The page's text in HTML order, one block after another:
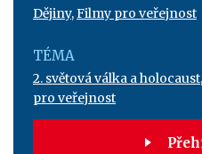
Dějiny,Filmy pro veřejnost
TÉMA
2. světová válka a holocaust,
pro veřejnost